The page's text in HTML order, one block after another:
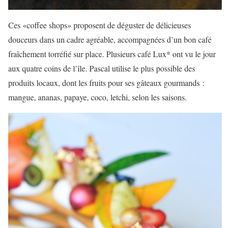
Ces «coffee shops» proposent de déguster de délicieuses
douceurs dans un cadre agréable, accompagnées d’un bon café
fraîchement torréfié sur place. Plusieurs café Lux* ont vu le jour
aux quatre coins de l’île. Pascal utilise le plus possible des
produits locaux, dont les fruits pour ses gâteaux gourmands :
mangue, ananas, papaye, coco, letchi, selon les saisons.